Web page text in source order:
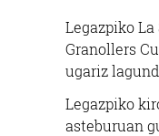
Legazpiko
Granollers
ugariz
Legazpiko
asteburuan